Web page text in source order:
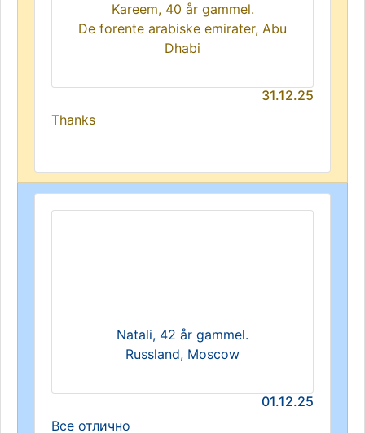
Kareem, 40 år gammel.
De forente arabiske emirater, Abu
Dhabi
31.12.25
Thanks
Natali, 42 år gammel.
Russland, Moscow
01.12.25
Все отлично